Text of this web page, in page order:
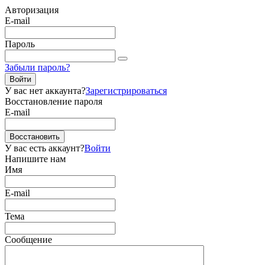
Авторизация
E-mail
Пароль
Забыли пароль?
Войти
У вас нет аккаунта?Зарегистрироваться
Восстановление пароля
E-mail
Восстановить
У вас есть аккаунт?Войти
Напишите нам
Имя
E-mail
Тема
Сообщение